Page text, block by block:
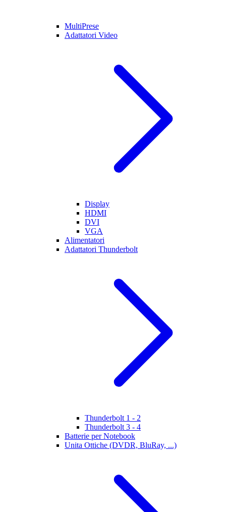
MultiPrese
Adattatori Video
Display
HDMI
DVI
VGA
Alimentatori
Adattatori Thunderbolt
Thunderbolt 1 - 2
Thunderbolt 3 - 4
Batterie per Notebook
Unita Ottiche (DVDR, BluRay, ...)